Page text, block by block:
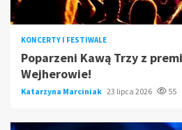
KONCERTY I FESTIWALE
Poparzeni Kawą Trzy z
Wejherowie!
Katarzyna Marciniak 23 lipca 2026 55